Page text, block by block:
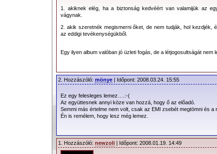
1. akiknek elég, ha a biztonság kedvéért van valamijük az
vágynak.
2. akik szeretnék megismerni őket, de nem tudják, hol kezdjék,
az eddigi tevékenységükből.
Egy ilyen album valóban jó üzleti fogás, de a létjogosultságát nem
2. Hozzászóló: mönye | Időpont: 2008.03.24. 15:55
Ez egy felesleges lemez….:-(
Az együttesnek annyi köze van hozzá, hogy ő az előadó.
Semmi más értelme nem volt, csak az EMI zsebét megtömni és
Én is remélem, hogy lesz még lemez.
1. Hozzászóló: newzoli | Időpont: 2008.01.19. 14:49